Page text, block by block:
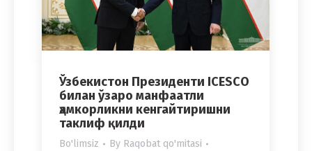
Ўзбекистон Президенти ICESCO
билан ўзаро манфаатли
ҳамкорликни кенгайтиришни
таклиф қилди
Bo'limsiz By Raqobat qo'mitasi